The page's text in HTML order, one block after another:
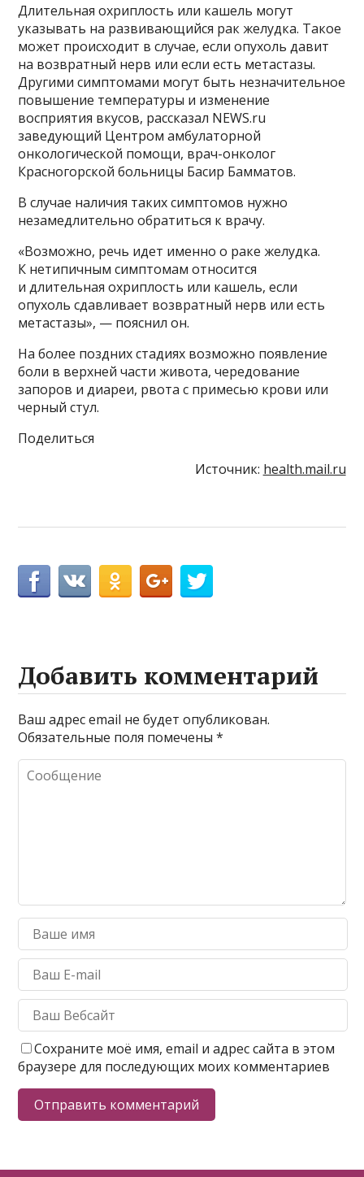
Длительная охриплость или кашель могут
указывать на развивающийся рак желудка. Такое
может происходит в случае, если опухоль давит
на возвратный нерв или если есть метастазы.
Другими симптомами могут быть незначительное
повышение температуры и изменение
восприятия вкусов, рассказал NEWS.ru
заведующий Центром амбулаторной
онкологической помощи, врач-онколог
Красногорской больницы Басир Бамматов.
В случае наличия таких симптомов нужно
незамедлительно обратиться к врачу.
«Возможно, речь идет именно о раке желудка.
К нетипичным симптомам относится
и длительная охриплость или кашель, если
опухоль сдавливает возвратный нерв или есть
метастазы», — пояснил он.
На более поздних стадиях возможно появление
боли в верхней части живота, чередование
запоров и диареи, рвота с примесью крови или
черный стул.
Поделиться
Источник: health.mail.ru
Добавить комментарий
Ваш адрес email не будет опубликован.
Обязательные поля помечены*
Сохраните моё имя, email и адрес сайта в этом
браузере для последующих моих комментариев